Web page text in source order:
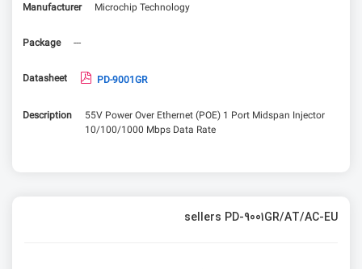
Manufacturer
Microchip Technology
Package ---
Datasheet PD-9001GR
Description
55V Power Over Ethernet (POE) 1 Port Midspan Injector
10/100/1000 Mbps Data Rate
sellers PD-9001GR/AT/AC-EU